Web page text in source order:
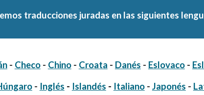
traducciones juradas en las siguientes
- Checo- Chino- Croata - Danés - Eslovaco-
- Inglés - Islandés - Italiano- Japonés -